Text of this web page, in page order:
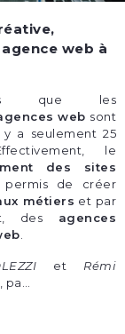
web à
que les
web sont
y a seulement 25
le
des sites
de créer
métiers et par
des agences
.
et Rémi
, pa…